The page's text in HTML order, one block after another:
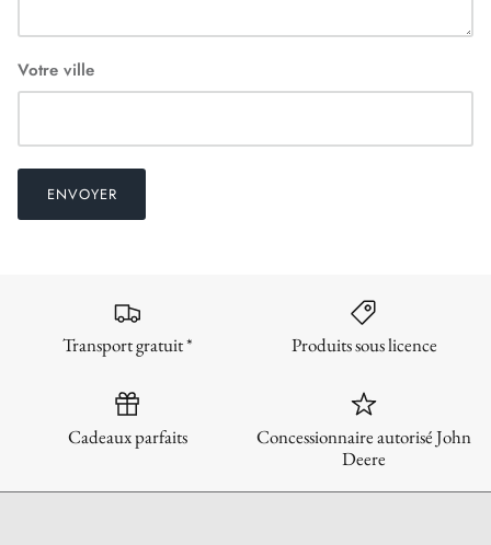
Votre ville
ENVOYER
Transport gratuit * Produits sous licence
Cadeaux parfaits
Concessionnaire autorisé John
Deere